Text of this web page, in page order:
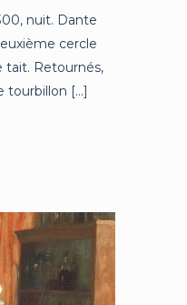
nuit. Dante
cercle
tait. Retournés,
tourbillon [...]